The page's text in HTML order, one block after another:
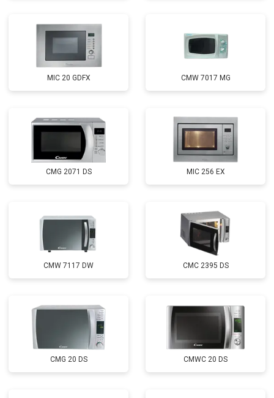
MIC 20 GDFX CMW 7017 MG
CMG 2071 DS MIC 256 EX
CMW 7117 DW CMC 2395 DS
CMG 20 DS CMWC 20 DS